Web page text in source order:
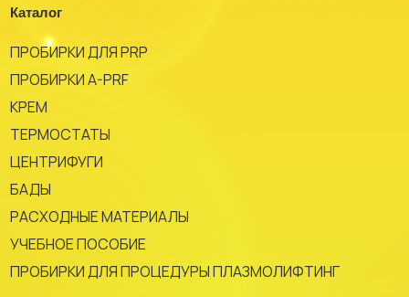
Каталог
ПРОБИРКИ ДЛЯ PRP
ПРОБИРКИ A-PRF
КРЕМ
ТЕРМОСТАТЫ
ЦЕНТРИФУГИ
БАДЫ
РАСХОДНЫЕ МАТЕРИАЛЫ
УЧЕБНОЕ ПОСОБИЕ
ПРОБИРКИ ДЛЯ ПРОЦЕДУРЫ ПЛАЗМОЛИФТИНГ